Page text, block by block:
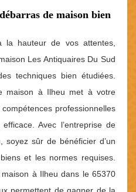
de maison bien
hauteur de vos attentes,
Les Antiquaires Du Sud
techniques bien étudiées.
maison à Ilheu met à votre
professionnelles
Avec l’entreprise de
sûr de bénéficier d’un
et les normes requises.
maison à Ilheu dans le 65370